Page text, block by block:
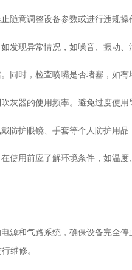
意调整设备参数或进行违规操
现异常情况，如噪音、振动、
时，检查喷嘴是否堵塞，如有
器的使用频率。避免过度使用
护眼镜、手套等个人防护用品
用前应了解环境条件，如温度
和气路系统，确保设备完全停
维修。